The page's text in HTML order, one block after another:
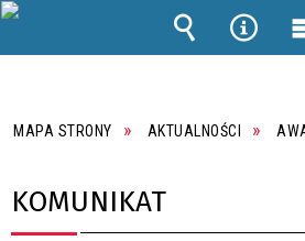
MAPA STRONY AKTUALNOŚCI
KOMUNIKAT